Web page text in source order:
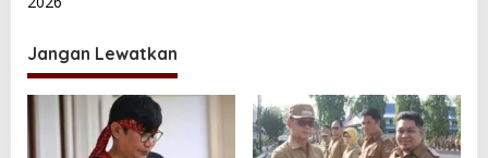
i
g
a
s
i
Jangan Lewatkan